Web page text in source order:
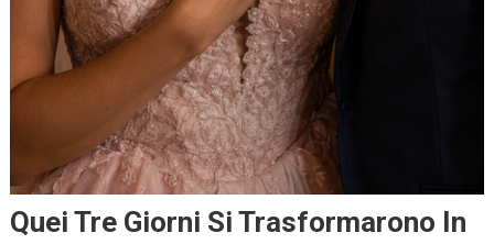
Quei Tre Giorni Si Trasformarono In